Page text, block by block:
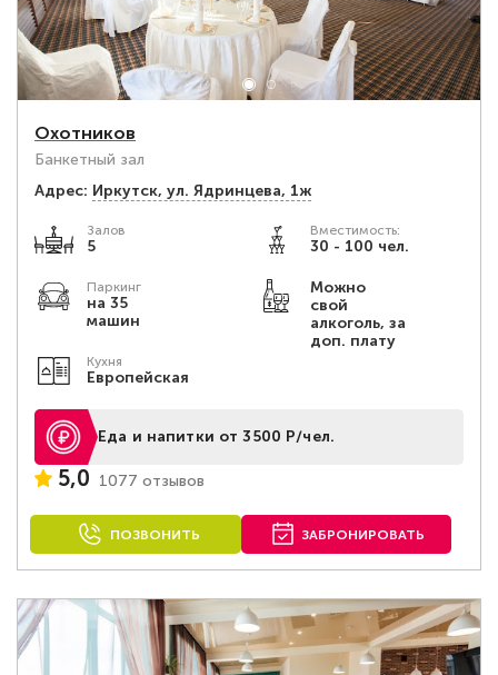
Охотников
Банкетный зал
Адрес: Иркутск, ул. Ядринцева, 1ж
Залов
5
Вместимость:
30 - 100 чел.
Паркинг
на 35
машин
Можно
свой
алкоголь, за
доп. плату
Кухня
Европейская
Еда и напитки от 3500 Р/чел.
5,0 1077 отзывов
ПОЗВОНИТЬ ЗАБРОНИРОВАТЬ